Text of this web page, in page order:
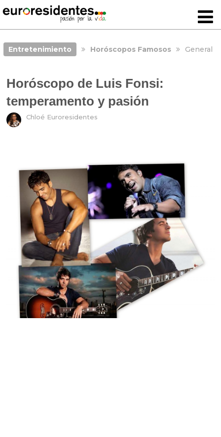
Entretenimiento Horóscopos Famosos General
Horóscopo de Luis Fonsi:
temperamento y pasión
Chloé Euroresidentes